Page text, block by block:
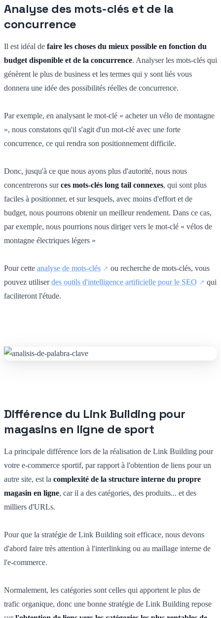
Analyse des mots-clés et de la
concurrence
Il est idéal de faire les choses du mieux possible en fonction du
budget disponible et de la concurrence. Analyser les mots-clés qui
génèrent le plus de business et les termes qui y sont liés vous
donnera une idée des possibilités réelles de concurrence.
Par exemple, en analysant le mot-clé « acheter un vélo de montagne
», nous constatons qu'il s'agit d'un mot-clé avec une forte
concurrence, ce qui rendra son positionnement difficile.
Donc, jusqu'à ce que nous ayons plus d'autorité, nous nous
concentrerons surces mots-clés long tail connexes, qui sont plus
faciles à positionner, et sur lesquels, avec moins d'effort et de
budget, nous pourrons obtenir un meilleur rendement. Dans ce cas,
par exemple, nous pourrions nous diriger vers le mot-clé « vélos de
montagne électriques légers »
Pour cette analyse de mots-clés
ou recherche de mots-clés, vous
pouvez utiliserdes outils d'intelligence artificielle pour le SEO
qui
faciliteront l'étude.
Différence du Link Building pour
magasins en ligne de sport
La principale différence lors de la réalisation de Link Building pour
votre e-commerce sportif, par rapport à l'obtention de liens pour un
autre site, est la complexité de la structure interne du propre
magasin en ligne, car il a des catégories, des produits... et des
milliers d'URLs.
Pour que la stratégie de Link Building soit efficace, nous devons
d'abord faire très attention à l'interlinking ou au maillage interne de
l'e-commerce.
Normalement, les catégories sont celles qui apportent le plus de
trafic organique, donc une bonne stratégie de Link Building repose